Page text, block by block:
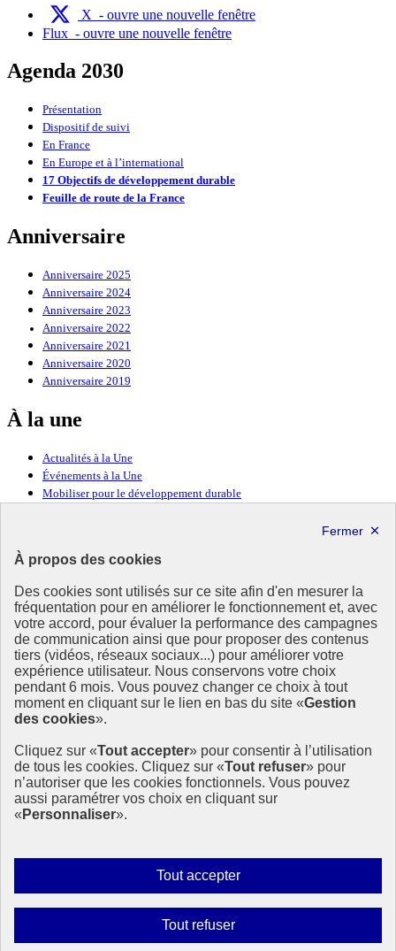
À propos des cookies
Des cookies sont utilisés sur ce site afin d'en mesurer la
fréquentation pour en améliorer le fonctionnement et, avec
votre accord, pour évaluer la performance des campagnes
de communication ainsi que pour proposer des contenus
tiers (vidéos, réseaux sociaux...) pour améliorer votre
expérience utilisateur. Nous conservons votre choix
pendant 6 mois. Vous pouvez changer ce choix à tout
moment en cliquant sur le lien en bas du site «Gestion
des cookies».
Cliquez sur «Tout accepter» pour consentir à l’utilisation
de tous les cookies. Cliquez sur «Tout refuser» pour
n’autoriser que les cookies fonctionnels. Vous pouvez
aussi paramétrer vos choix en cliquant sur
« Personnaliser».
Tout accepterAutoriser
tous
Tout refuserInterdire
tous
X - ouvre une nouvelle fenêtre
Flux - ouvre une nouvelle fenêtre
Agenda 2030
Présentation
Dispositif de suivi
En France
En Europe et à l’international
17 Objectifs de développement durable
Feuille de route de la France
Anniversaire
Anniversaire 2025
Anniversaire 2024
Anniversaire 2023
Anniversaire 2022
Anniversaire 2021
Anniversaire 2020
Anniversaire 2019
À la une
Actualités à la Une
Événements à la Une
Mobiliser pour le développement durable
Ressources
Ressources
La Méth’ODD
Gouvernement
Ce site propose l’information de référence concernant l’Agenda
2030 et la feuille de route de la France. Il valorise la mobilisation de
tous les acteurs.
info.gouv.fr- ouvre une nouvelle fenêtre
service-public.fr - ouvre une nouvelle fenêtre
legifrance.gouv.fr- ouvre une nouvelle fenêtre
data.gouv.fr- ouvre une nouvelle fenêtre
Plan du site
Mentions légales